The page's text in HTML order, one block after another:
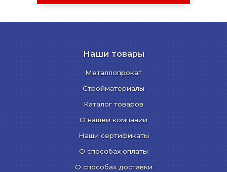
Наши товары
Металлопрокат
Стройматериалы
Каталог товаров
О нашей компании
Наши сертификаты
О способах оплаты
О способах доставки